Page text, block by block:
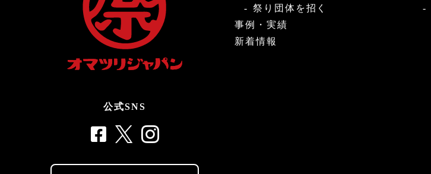
公式SNS
祭り団体を招く
事例・実績
新着情報